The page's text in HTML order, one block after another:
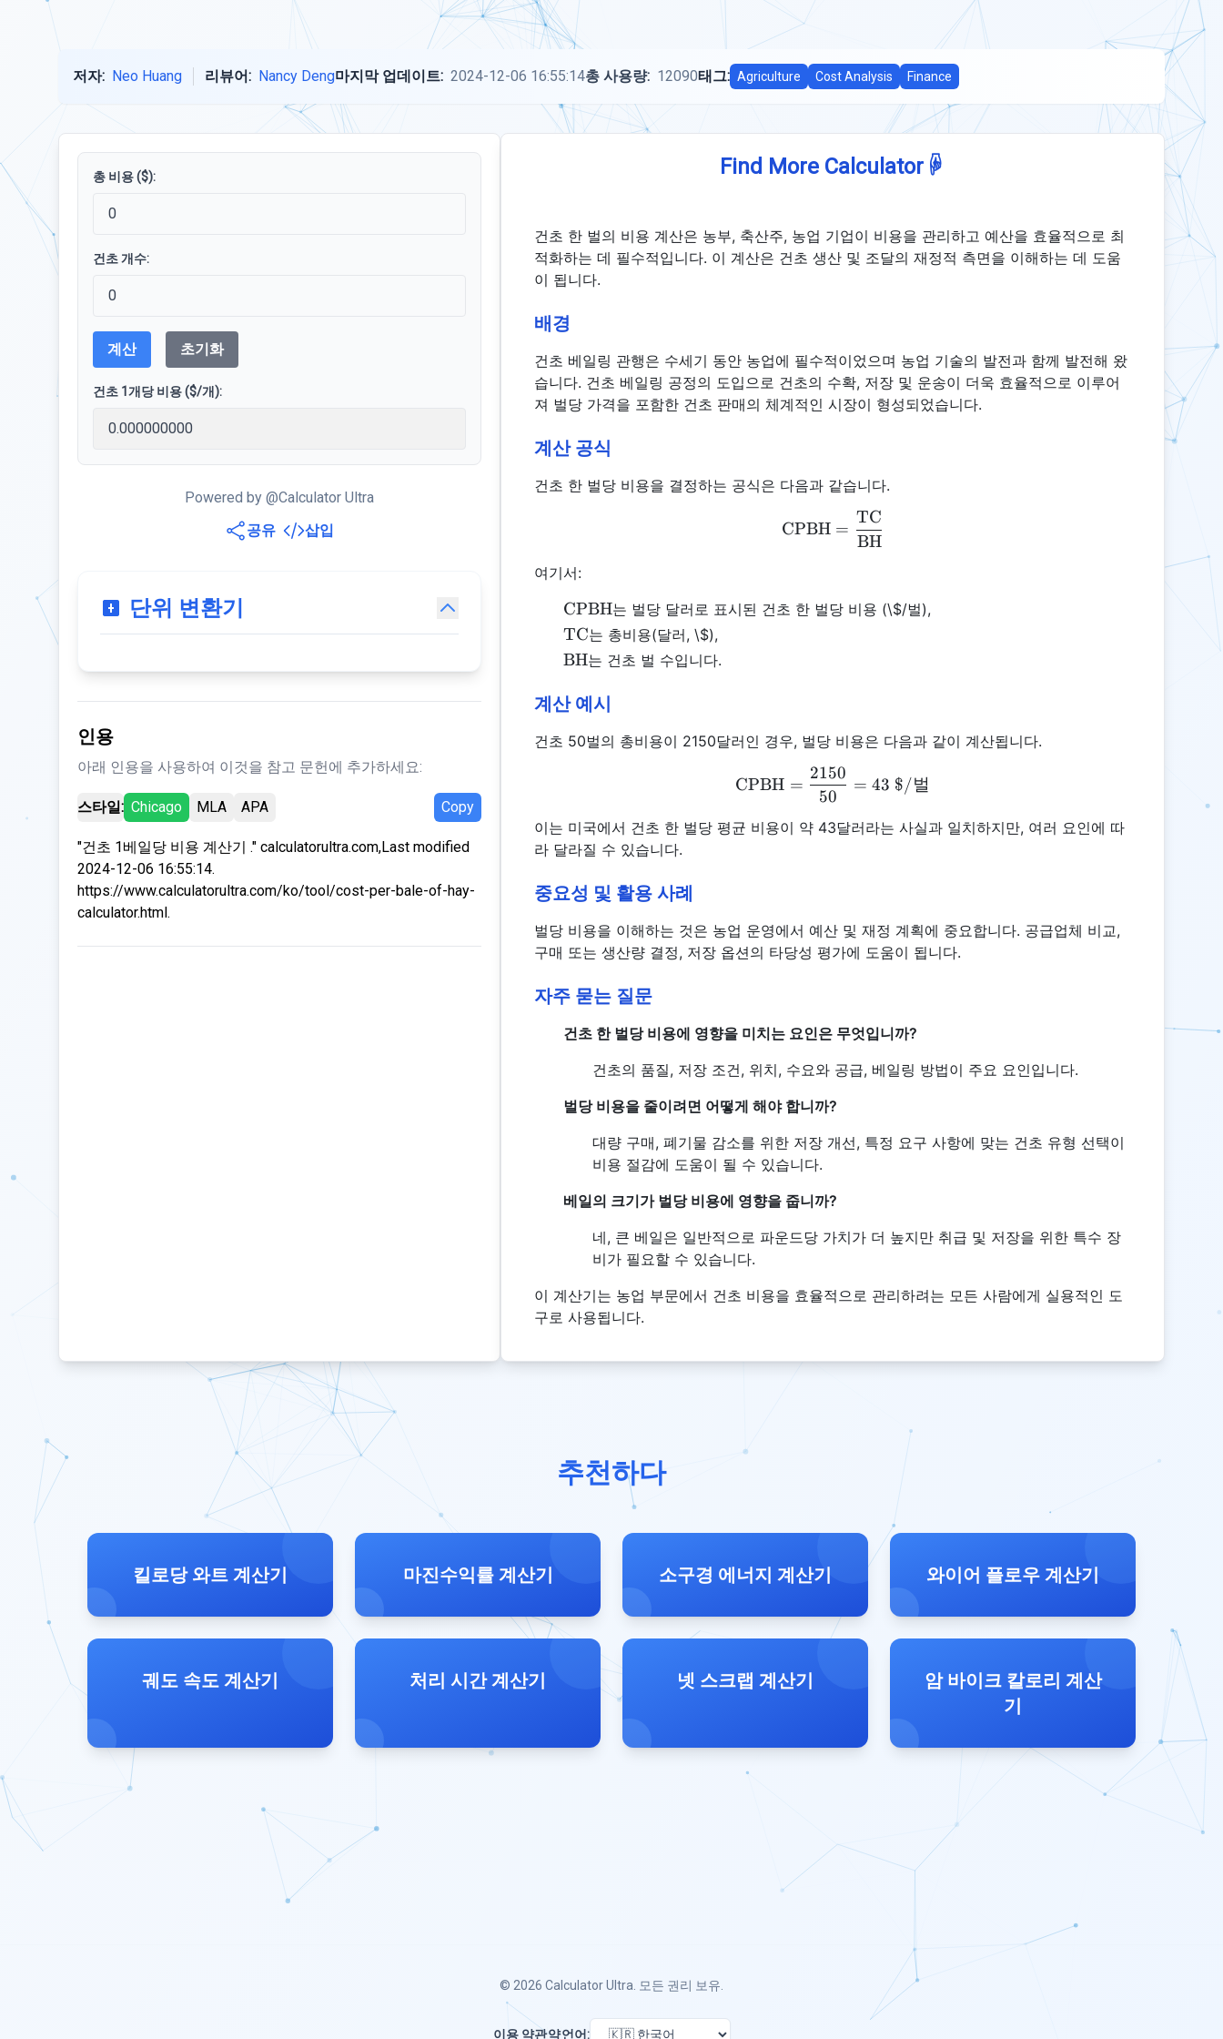
저자: Neo Huang 리뷰어: Nancy Deng마지막 업데이트: 2024-12-06 16:55:14총 사용량: 12090태그: Agriculture Cost Analysis Finance
총 비용 ($):
건초 개수:
계산 초기화
건초 1개당 비용 ($/개):
Powered by @Calculator Ultra
공유
삽입
단위 변환기
인용
아래 인용을 사용하여 이것을 참고 문헌에 추가하세요:
스타일: Chicago MLA APA Copy
"건초 1베일당 비용 계산기 ." calculatorultra.com,Last modified
2024-12-06 16:55:14.
https://www.calculatorultra.com/ko/tool/cost-per-bale-of-hay-
calculator.html.
Find More Calculator ☟
건초 한 벌의 비용 계산은 농부, 축산주, 농업 기업이 비용을 관리하고 예산을 효율적으로 최
적화하는 데 필수적입니다. 이 계산은 건초 생산 및 조달의 재정적 측면을 이해하는 데 도움
이 됩니다.
배경
건초 베일링 관행은 수세기 동안 농업에 필수적이었으며 농업 기술의 발전과 함께 발전해 왔
습니다. 건초 베일링 공정의 도입으로 건초의 수확, 저장 및 운송이 더욱 효율적으로 이루어
져 벌당 가격을 포함한 건초 판매의 체계적인 시장이 형성되었습니다.
계산 공식
건초 한 벌당 비용을 결정하는 공식은 다음과 같습니다.
\text{CPBH} = \frac{\text{TC}}{\text{BH}}
CPBH =
BH
TC
여기서:
\text{CPBH}
CPBH는 벌당 달러로 표시된 건초 한 벌당 비용 (\$/벌),
\text{TC}
TC는 총비용(달러, \$),
\text{BH}
BH는 건초 벌 수입니다.
계산 예시
건초 50벌의 총비용이 2150달러인 경우, 벌당 비용은 다음과 같이 계산됩니다.
\text{CPBH} = \frac{2150}{50} = 43 \text{ \$/
CPBH =
50
2150
= 43 $/벌
이는 미국에서 건초 한 벌당 평균 비용이 약 43달러라는 사실과 일치하지만, 여러 요인에 따
라 달라질 수 있습니다.
중요성 및 활용 사례
벌당 비용을 이해하는 것은 농업 운영에서 예산 및 재정 계획에 중요합니다. 공급업체 비교,
구매 또는 생산량 결정, 저장 옵션의 타당성 평가에 도움이 됩니다.
자주 묻는 질문
건초 한 벌당 비용에 영향을 미치는 요인은 무엇입니까?
건초의 품질, 저장 조건, 위치, 수요와 공급, 베일링 방법이 주요 요인입니다.
벌당 비용을 줄이려면 어떻게 해야 합니까?
대량 구매, 폐기물 감소를 위한 저장 개선, 특정 요구 사항에 맞는 건초 유형 선택이
비용 절감에 도움이 될 수 있습니다.
베일의 크기가 벌당 비용에 영향을 줍니까?
네, 큰 베일은 일반적으로 파운드당 가치가 더 높지만 취급 및 저장을 위한 특수 장
비가 필요할 수 있습니다.
이 계산기는 농업 부문에서 건초 비용을 효율적으로 관리하려는 모든 사람에게 실용적인 도
구로 사용됩니다.
추천하다
킬로당 와트 계산기 마진수익률 계산기 소구경 에너지 계산기 와이어 플로우 계산기
궤도 속도 계산기 처리 시간 계산기 넷 스크랩 계산기
암 바이크 칼로리 계산
기
© 2026 Calculator Ultra . 모든 권리 보유.
이용 약관약언어: